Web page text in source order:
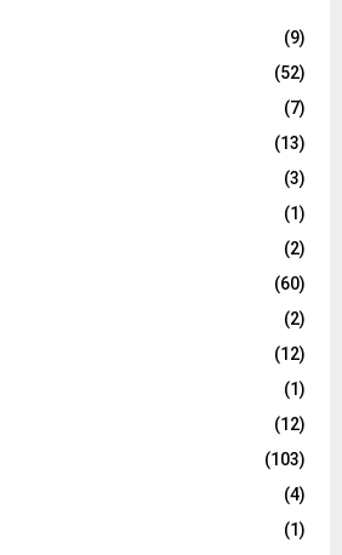
(9)
(52)
(7)
(13)
(3)
(1)
(2)
(60)
(2)
(12)
(1)
(12)
(103)
(4)
(1)